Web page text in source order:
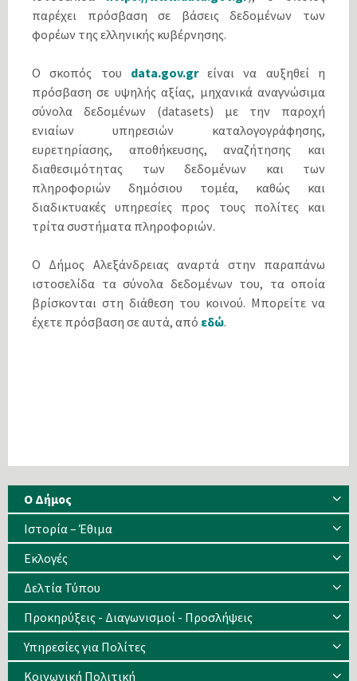
παρέχει πρόσβαση σε βάσεις δεδομένων των
φορέων της ελληνικής κυβέρνησης.
Ο σκοπός του data.gov.grείναι να αυξηθεί η
πρόσβαση σε υψηλής αξίας, μηχανικά αναγνώσιμα
σύνολα δεδομένων (datasets) με την παροχή
ενιαίων υπηρεσιών καταλογογράφησης,
ευρετηρίασης, αποθήκευσης, αναζήτησης και
διαθεσιμότητας των δεδομένων και των
πληροφοριών δημόσιου τομέα, καθώς και
διαδικτυακές υπηρεσίες προς τους πολίτες και
τρίτα συστήματα πληροφοριών.
O Δήμος Αλεξάνδρειας αναρτά στην παραπάνω
ιστοσελίδα τα σύνολα δεδομένων του, τα οποία
βρίσκονται στη διάθεση του κοινού. Μπορείτε να
έχετε πρόσβαση σε αυτά, από εδώ.
Ο Δήμος
Ιστορία – Έθιμα
Eκλογές
Δελτία Τύπου
Προκηρύξεις - Διαγωνισμοί - Προσλήψεις
Υπηρεσίες για Πολίτες
Κοινωνική Πολιτική